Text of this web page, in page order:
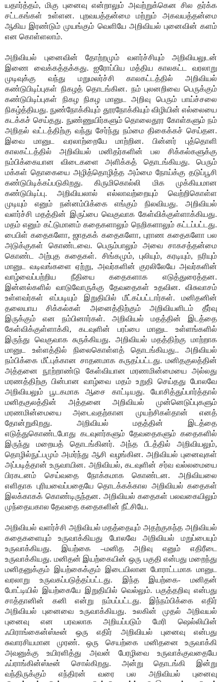
யதார்த்தம், மிகு புனைவு என்றாலும் அவற்றுக்கென சில தர்க்க
சட்டகங்கள் உள்ளன. புறவயத்தன்மை மற்றும் அகவயத்தன்மை
ஆகிய இரண்டும் முயங்கும் வெளியே அறிவியல் புனைவின் களம்
என கொள்ளலாம்.
அறிவியல் புனைவின் தோற்றமும் வளர்ச்சியும் அறிவியலுடன்
இணை வைக்கத்தக்கது. ஐரோப்பிய மத்திய காலகட்ட வரலாறு
முடிவுக்கு வந்து மறுமலர்ச்சி காலகட்டத்தில் அறிவியல்
கண்டுபிடிப்புகள் நிகழத் தொடங்கின. நம் புலனறிவை பெருக்கும்
கண்டுபிடிப்புகள் நிகழ நிகழ மானுட அறிவு பெரும் பாய்ச்சலை
நிகழ்த்தியது. நுண்நோக்கியும் தூரநோக்கியும் விழியின் எல்லையை
கடக்கச் செய்தது. நுண்ணுயிர்களும் தொலைதூர கோள்களும் நம்
அறிதல் வட்டத்திற்கு வந்து சேர்ந்து நம்மை திகைக்கச் செய்தன.
இவை மானுட வரலாற்றையே மாற்றின. பின்னர் புத்தொளி
காலகட்டத்தில் அறிவியல் மனிதர்களின் பல சிக்கல்களுக்கு
நம்பிக்கையான விடைகளை அளிக்கத் தொடங்கியது. பெரும்
மக்கள் தொகையை அழித்தொழித்த அம்மை நோய்க்கு தடுப்பூசி
கண்டுபிடிக்கப்படுகிறது. கிருமிகொல்லி மிக முக்கியமான
கண்டுபிடிப்பு. அறிவியலால் எல்லாவற்றையும் வெற்றிகொள்ள
முடியும் எனும் நன்னம்பிக்கை எங்கும் நிலவியது. அறிவியல்
வளர்ச்சி மதத்தின் இருப்பை வெகுவாக கேள்விக்குள்ளாக்கியது.
மதம் எனும் கட்டுமானம் கதைகளாலும் நெறிகளாலும் கட்டப்பட்டது.
பைபிள் கதைகளோ, ஜாதகக் கதைகளோ, புராண கதைகளோ பல
அடுக்குகள் கொண்டவை. பெரும்பாலும் அவை சாகசத்தன்மை
கொண்ட அற்புத கதைகள். சிங்கமும், புலியும், கரடியும், நரியும்
மானுட வடிவங்களை ஏற்று, அவர்களின் குரலிலேயே அவர்களின்
வாழ்வைப்பற்றிய நீதியை கதைகளாக எடுத்துரைத்தன.
இன்னல்களில் வாடுவோருக்கு தேவதைகள் உதவின. விசுவாசம்
உள்ளவர்கள் எப்படியும் இறுதியில் மீட்கப்பட்டார்கள். மனிதனின்
தலையாய சிக்கல்கள் அனைத்திற்கும் அறிவியளிடம் தீர்வு
இருக்கும் என நம்பினார்கள். அறிவியல் மதத்தின் இடத்தை
கேள்விக்குள்ளாக்கி, கடவுளின் பரப்பை மானுட உள்ளங்களில்
இருந்து வெகுவாக சுருக்கியது. அறிவியல் மதத்திற்கு மாற்றாக
மானுட உள்ளத்தில் நிலைகொள்ளத் தொடங்கியது.. அறிவியல்
நம்பிக்கை மீட்புக்கான சாதனமாக கருதப்பட்டது. மனிதகுலத்தின்
அத்தனை நூற்றாண்டு கேள்வியான மரணமின்மையை அல்லது
மரணத்திற்கு பின்பான வாழ்வை மதம் உறுதி செய்தது போலவே
அறிவியலும் பூடகமாக ஆசை காட்டியது. யோசித்துப்பார்த்தால்
மனிதகுலத்தின் அத்தனை அறிவியல் முன்னெடுப்புகளும்
மரணமின்மையை அடைவதற்கான முயற்சிகள்தான் எனத்
தோன்றுகிறது. அறிவியல் மதத்தின் இடத்தை
எடுத்துகொண்டபோது கடவுளர்களும் தேவதைகளும் கதைகளில்
இருந்து மறையத் தொடங்கினர். அந்த பீடத்தில் அறிவியலும்,
தொழில்நுட்பமும் அமர்ந்து ஆசி வழங்கின. அறிவியல் புனைவுகள்
அப்படித்தான் உருவாயின. அறிவியல், கடவுளின் சர்வ வல்லமையை
பிரகடனம் செய்வதை நோக்கமாக கொண்டன. அறிவியலை
எளிதாக புரியவைப்பதையே தொடக்கக்கால அறிவியல் கதைகள்
இலக்காகக் கொண்டிருந்தன. அறிவியல் கதைகள் பலவகையிலும்
முந்தையகால தேவதை கதைகளின் நீட்சியே.
அறிவியல் வளர்ச்சி அறிவியல் மதத்தையும் அதற்குகந்த அறிவியல்
கதைகளையும் உருவாக்கியது போலவே அறிவியல் மறுப்பையும்
உருவாக்கியது. இயற்கை –மனித அறிவு எனும் எதிரீடை
உருவாக்கியது. மனிதன் இயற்கையின் ஒரு பகுதி என்பது மறைந்து
மனிதனுக்கும் இயற்கைக்கும் இடையிலான போராட்டமாக மானுட
வரலாறு உருவகப்படுத்தப்பட்டது. இந்த இயற்கை- மனிதன்
போட்டியில் இயற்கையே இறுதியில் வெல்லும். பகுத்தறிவு என்பது
சாத்தானின் கனி என்று நம்பப்பட்டது. இந்நம்பிக்கை எதிர்
அறிவியல் புனைவை உருவாக்கியது. உலகின் முதல் அறிவயல்
புனைவு என பரவலாக அறியப்படும் மேரி ஷெல்லியின்
ஃபிராங்கைன்ஸ்டீன் ஒரு எதிர் அறிவியல் புனைவு என்பது
சுவாரசியமான முரண். ஒரு செயற்கை மனிதனை உருவாக்கி
அவனுக்கு உயிரளித்து அவன் பேரழிவை உருவாக்குவதையே
ஃப்ராங்கின்ஸ்டீன் சொல்கிறது. அன்று தொடங்கி இன்று
வந்திருக்கும் எந்திரன் வரை பல அறிவியல் புனைவு